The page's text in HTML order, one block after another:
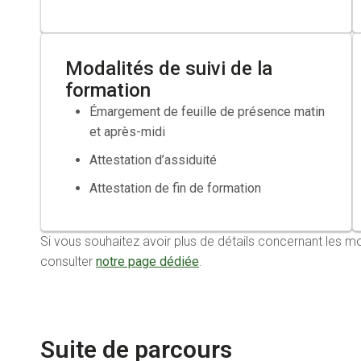
Modalités de suivi de la
formation
Émargement de feuille de présence matin
et après-midi
Attestation d’assiduité
Attestation de fin de formation
Si vous souhaitez avoir plus de détails concernant les
consulter notre page dédiée.
Suite de parcours